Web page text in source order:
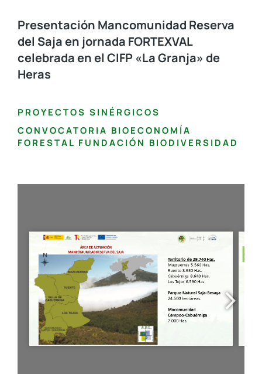
Presentación Mancomunidad Reserva
del Saja en jornada FORTEXVAL
celebrada en el CIFP «La Granja» de
Heras
PROYECTOS SINÉRGICOS
CONVOCATORIA BIOECONOMÍA
FORESTAL FUNDACIÓN BIODIVERSIDAD